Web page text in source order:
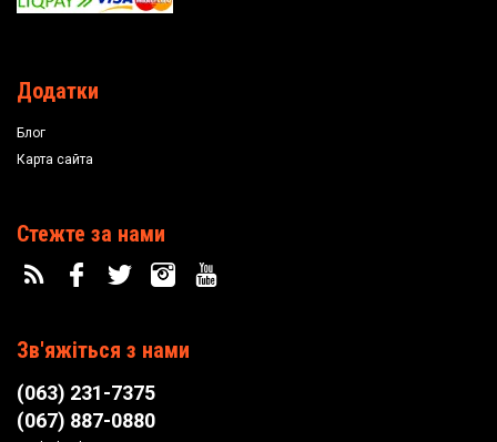
Додатки
Блог
Карта сайта
Стежте за нами
Зв'яжіться з нами
(063) 231-7375
(067) 887-0880